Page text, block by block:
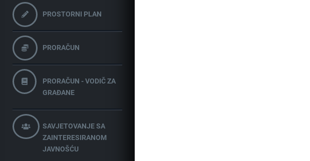
PROSTORNI PLAN
PRORAČUN
PRORAČUN - VODIČ ZA
GRAĐANE
SAVJETOVANJE SA
ZAINTERESIRANOM
JAVNOŠĆU